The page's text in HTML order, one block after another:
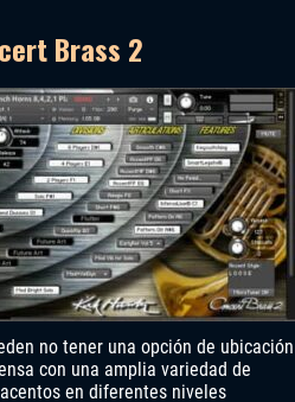
Brass 2
no tener una opción de ubicación
con una amplia variedad de
en diferentes niveles